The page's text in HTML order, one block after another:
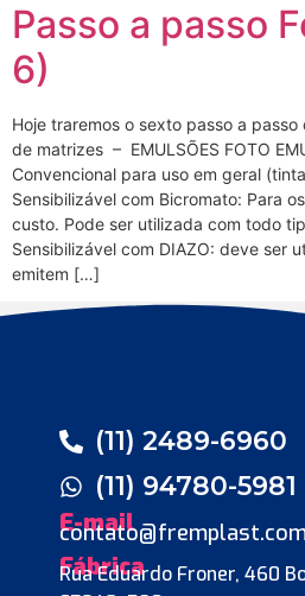
Passo a passo
6)
Hoje traremos o sexto passo a
de matrizes – EMULSÕES FOTO
Convencional para uso em geral
Sensibilizável com Bicromato: Para
custo. Pode ser utilizada com todo
Sensibilizável com DIAZO: deve ser
emitem […]
(11) 2489-6960
(11) 94780-5981
E-mail
Fábrica
Rua Eduardo Froner, 460